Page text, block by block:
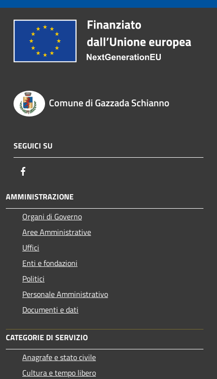
Comune di Gazzada Schianno
SEGUICI SU
AMMINISTRAZIONE
Organi di Governo
Aree Amministrative
Uffici
Enti e fondazioni
Politici
Personale Amministrativo
Documenti e dati
CATEGORIE DI SERVIZIO
Anagrafe e stato civile
Cultura e tempo libero